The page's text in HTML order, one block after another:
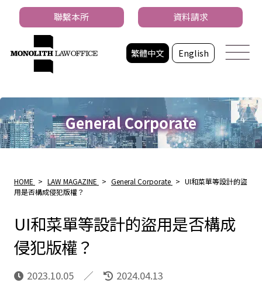
繁體中文 English
聯繫本所 資料請求
General Corporate
HOME > LAW MAGAZINE > General Corporate > UI和菜單等設計的盜
用是否構成侵犯版權？
UI和菜單等設計的盜用是否構成
侵犯版權？
2023.10.05 2024.04.13